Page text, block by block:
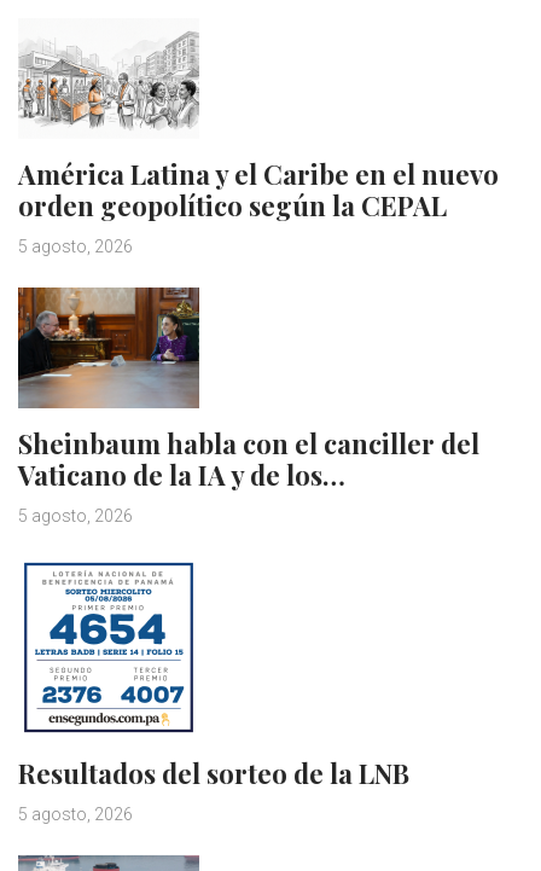
América Latina y el Caribe en el nuevo
orden geopolítico según la CEPAL
5 agosto, 2026
Sheinbaum habla con el canciller del
Vaticano de la IA y de los…
5 agosto, 2026
Resultados del sorteo de la LNB
5 agosto, 2026